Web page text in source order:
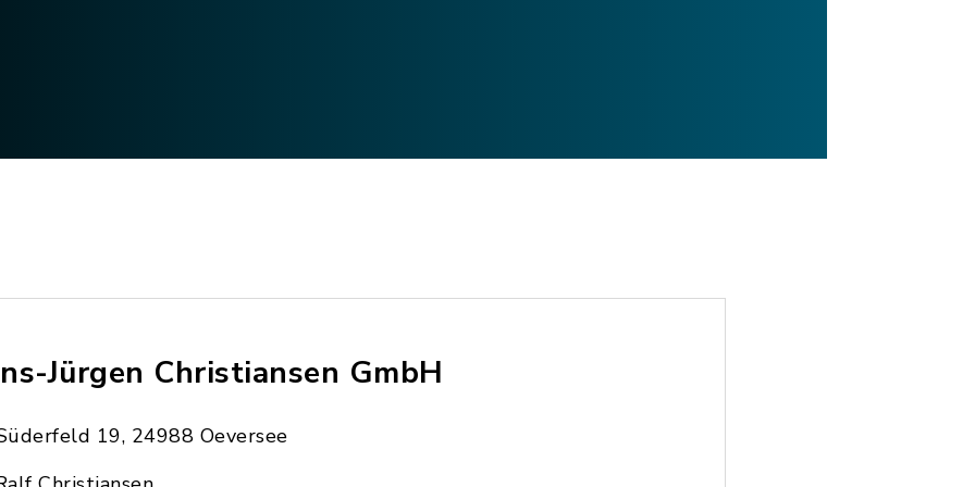
Jürgen Christiansen GmbH
19, 24988 Oeversee